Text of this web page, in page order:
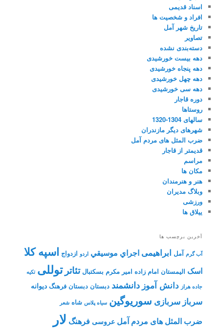
اسناد قدیمی
افراد و شخصیت ها
تاریخ شهر آمل
تصاویر
دسته‌بندی نشده
دهه بیست خورشیدی
دهه پنجاه خورشیدی
دهه چهل خورشیدی
دهه سی خورشیدی
دوره قاجار
روستاها
سالهای 1304-1320
شهرهای دیگر مازندران
ضرب المثل های مردم آمل
قدیمتر از قاجار
مراسم
مکان ها
هنر و هنرمندان
وبلاگ مدیران
ورزشی
ییلاق ها
آخرین برچسب ها
آب گرم آمل ابراهیمی اجراي موسيقي اردو ازدواج اسپه کلا
اسک الیمستان امام زاده امیر مکرم بسکتبال تئاتر توللی تکیه
جاده هراز دانش آموز دانشمند دبستان دبستان فرهنگ دیوانه
سرباز سربازی سوریوگین سیاه پلاس شاه شعر
ضرب المثل های مردم آمل عروسی فرهنگ لار